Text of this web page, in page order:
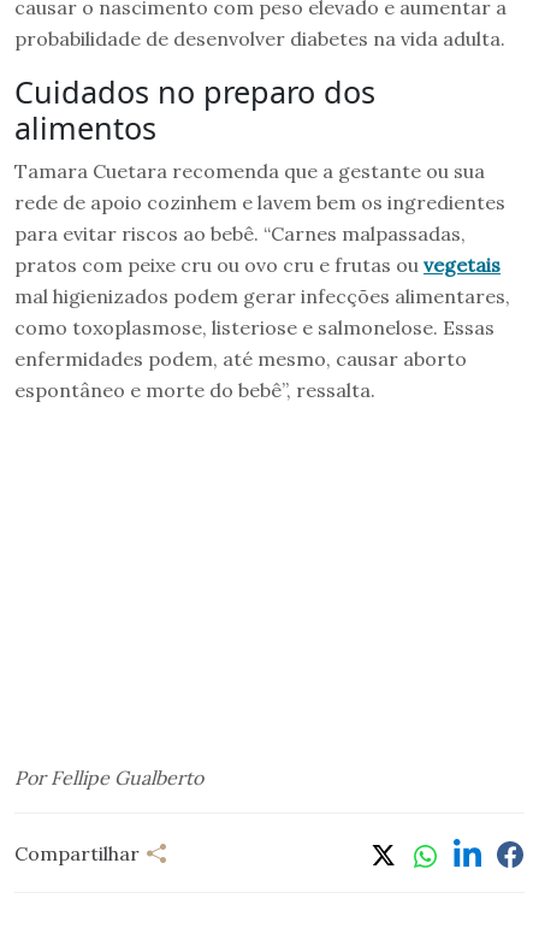
causar o nascimento com peso elevado e aumentar a
probabilidade de desenvolver diabetes na vida adulta.
Cuidados no preparo dos
alimentos
Tamara Cuetara recomenda que a gestante ou sua
rede de apoio cozinhem e lavem bem os ingredientes
para evitar riscos ao bebê. “Carnes malpassadas,
pratos com peixe cru ou ovo cru e frutas ou vegetais
mal higienizados podem gerar infecções alimentares,
como toxoplasmose, listeriose e salmonelose. Essas
enfermidades podem, até mesmo, causar aborto
espontâneo e morte do bebê”, ressalta.
Por Fellipe Gualberto
Compartilhar